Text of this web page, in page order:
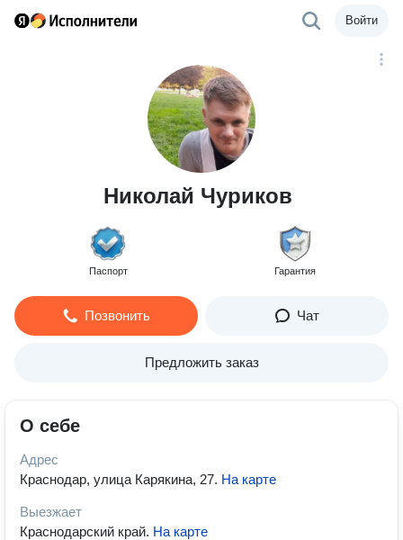
Войти
Николай Чуриков
Паспорт Гарантия
Позвонить Чат
Предложить заказ
О себе
Адрес
Краснодар, улица Карякина, 27. На карте
Выезжает
Краснодарский край. На карте